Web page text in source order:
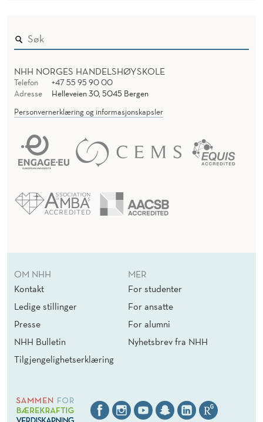
NHH NORGES HANDELSHØYSKOLE
Telefon
+47 55 95 90 00
Adresse
Helleveien 30, 5045 Bergen
Personvernerklæring og informasjonskapsler
OM NHH
Kontakt
Ledige stillinger
Presse
NHH Bulletin
Tilgjengelighetserklæring
MER
For studenter
For ansatte
For alumni
Nyhetsbrev fra NHH